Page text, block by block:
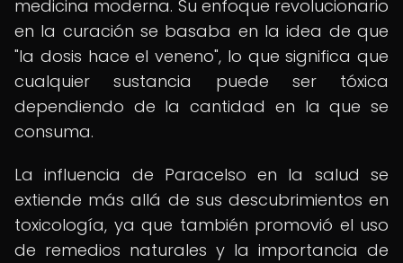
medicina moderna. Su enfoque revolucionario
en la curación se basaba en la idea de que
"la dosis hace el veneno", lo que significa que
cualquier sustancia puede ser tóxica
dependiendo de la cantidad en la que se
consuma.
La influencia de Paracelso en la salud se
extiende más allá de sus descubrimientos en
toxicología, ya que también promovió el uso
de remedios naturales y la importancia de